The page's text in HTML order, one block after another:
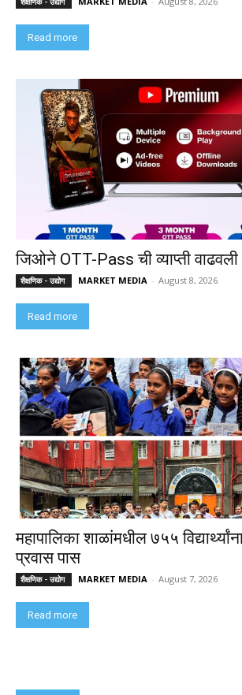
Read more
जिओने OTT-Pass ची व्याप्ती वाढवली
शैक्षणिक - उद्योग MARKET MEDIA - August 8, 2026
Read more
महापालिका शाळांमधील ७५५
प्रवास पास
शैक्षणिक - उद्योग MARKET MEDIA - August 7, 2026
Read more